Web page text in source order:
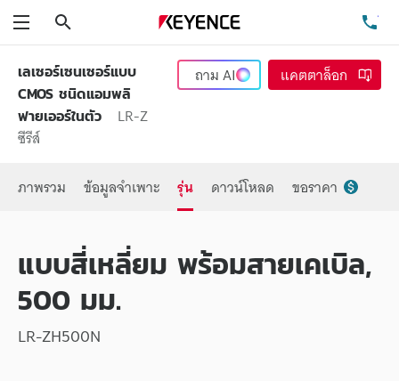
เลเซอร์เซนเซอร์แบบ
CMOS ชนิดแอมพลิ
ฟายเออร์ในตัว
LR-Z
ซีรีส์
ถามAI แคตตาล็อก
ภาพรวม ข้อมูลจำเพาะ รุ่น ดาวน์โหลด ขอราคา
แบบสี่เหลี่ยม พร้อมสายเคเบิล,
500 มม.
LR-ZH500N